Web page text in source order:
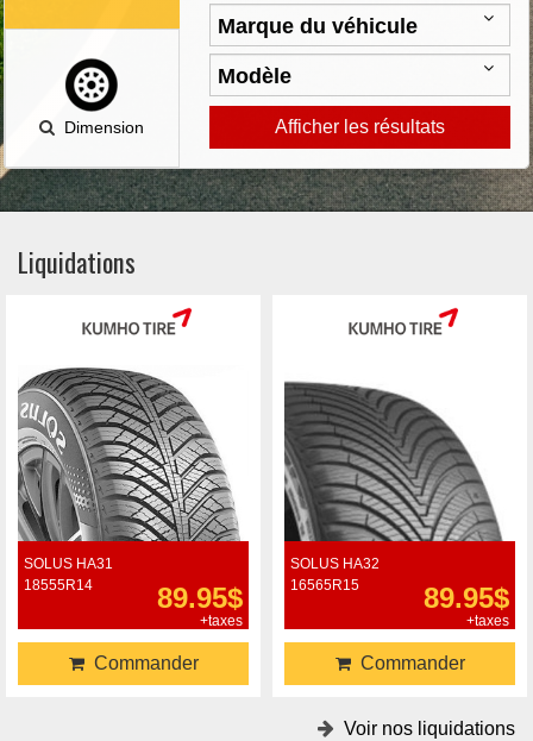
Dimension Afficher les résultats
Liquidations
SOLUS HA31
18555R14
89.95$
+taxes
Commander
SOLUS HA32
16565R15
89.95$
+taxes
Commander
Voir nos liquidations